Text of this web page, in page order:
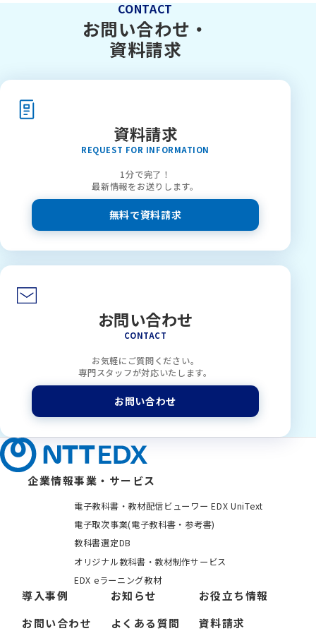
CONTACT
お問い合わせ・
資料請求
資料請求
REQUEST FOR INFORMATION
1分で完了！
最新情報をお送りします。
無料で資料請求
お問い合わせ
CONTACT
お気軽にご質問ください。
専門スタッフが対応いたします。
お問い合わせ
企業情報事業・サービス
電子教科書・教材配信ビューワー EDX UniText
電子取次事業(電子教科書・参考書)
教科書選定DB
オリジナル教科書・教材制作サービス
EDX eラーニング教材
導入事例 お知らせ
お役立ち情報
お問い合わせ
よくある質問 資料請求